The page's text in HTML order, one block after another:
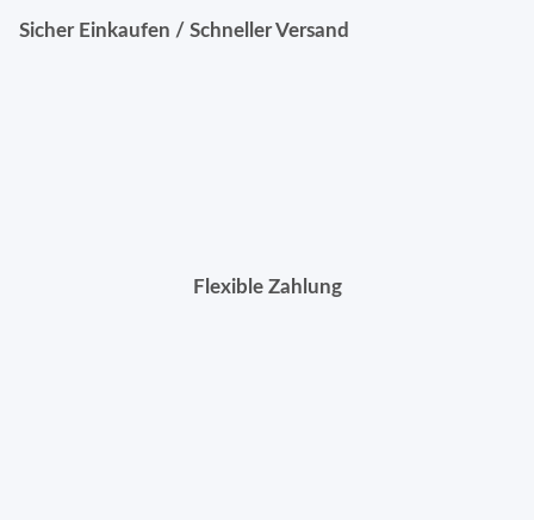
Sicher Einkaufen / Schneller Versand
Flexible Zahlung